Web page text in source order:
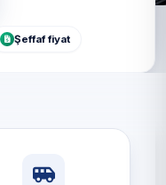
Şeffaf fiyat